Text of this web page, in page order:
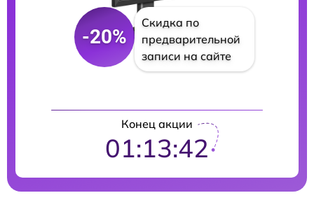
-20%
Скидка по
предварительной
записи на сайте
Конец акции
01:13:41